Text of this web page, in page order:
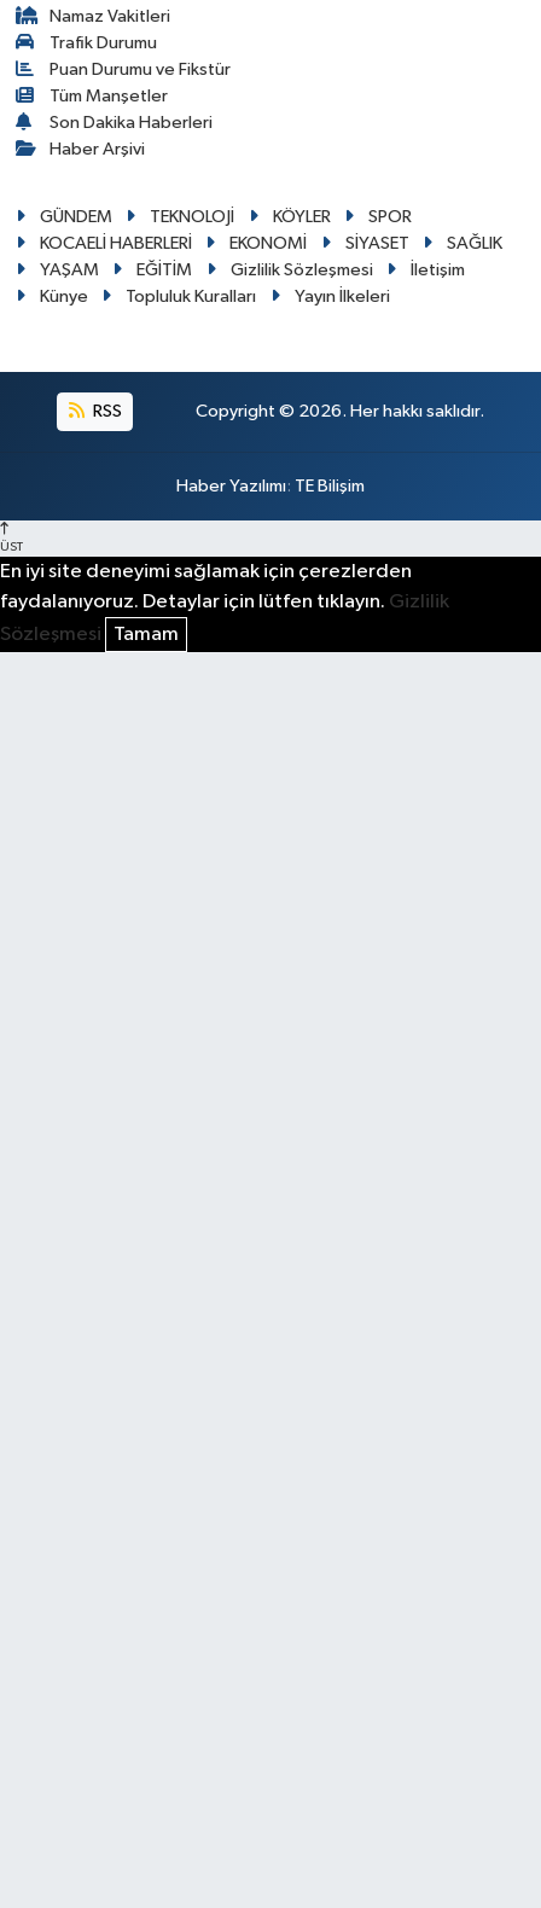
Namaz Vakitleri
Trafik Durumu
Puan Durumu ve Fikstür
Tüm Manşetler
Son Dakika Haberleri
Haber Arşivi
GÜNDEM TEKNOLOJİ KÖYLER
SPOR
KOCAELİ HABERLERİ
EKONOMİ SİYASET
SAĞLIK
YAŞAM
EĞİTİM Gizlilik Sözleşmesi
İletişim
Künye
Topluluk Kuralları Yayın İlkeleri
RSS Copyright © 2026. Her hakkı saklıdır.
Haber Yazılımı: TE Bilişim
ÜST
En iyi site deneyimi sağlamak için çerezlerden
faydalanıyoruz. Detaylar için lütfen tıklayın. Gizlilik
Sözleşmesi
Tamam